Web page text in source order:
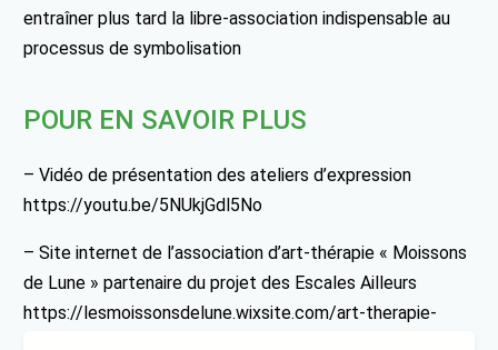
entraîner plus tard la libre-association indispensable au
processus de symbolisation
POUR EN SAVOIR PLUS
– Vidéo de présentation des ateliers d’expression
https://youtu.be/5NUkjGdl5No
– Site internet de l’association d’art-thérapie « Moissons
de Lune » partenaire du projet des Escales Ailleurs
https://lesmoissonsdelune.wixsite.com/art-therapie-